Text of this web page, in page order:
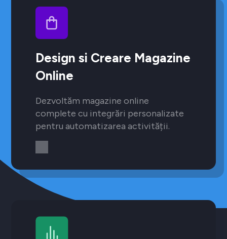
Design si Creare Magazine
Online
Dezvoltăm magazine online
complete cu integrări personalizate
pentru automatizarea activității.